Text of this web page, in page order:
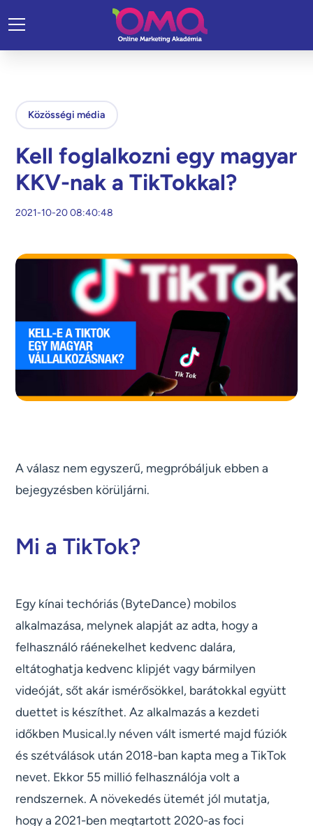
Közösségi média
Kell foglalkozni egy magyar
KKV-nak a TikTokkal?
2021-10-20 08:40:48
A válasz nem egyszerű, megpróbáljuk ebben a
bejegyzésben körüljárni.
Mi a TikTok?
Egy kínai techóriás (ByteDance) mobilos
alkalmazása, melynek alapját az adta, hogy a
felhasználó ráénekelhet kedvenc dalára,
eltátoghatja kedvenc klipjét vagy bármilyen
videóját, sőt akár ismérősökkel, barátokkal együtt
duettet is készíthet. Az alkalmazás a kezdeti
időkben Musical.ly néven vált ismerté majd fúziók
és szétválások után 2018-ban kapta meg a TikTok
nevet. Ekkor 55 millió felhasználója volt a
rendszernek. A növekedés ütemét jól mutatja,
hogy a 2021-ben megtartott 2020-as foci